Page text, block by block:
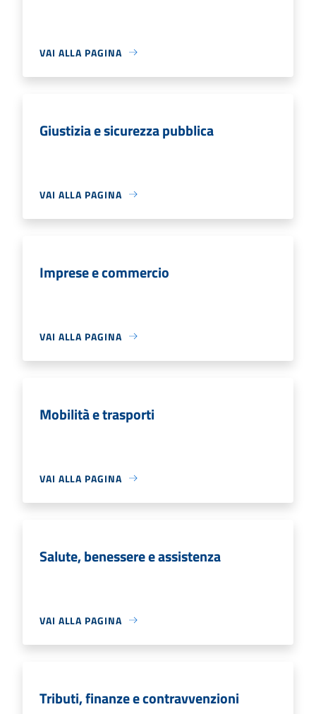
VAI ALLA PAGINA
Giustizia e sicurezza pubblica
VAI ALLA PAGINA
Imprese e commercio
VAI ALLA PAGINA
Mobilità e trasporti
VAI ALLA PAGINA
Salute, benessere e assistenza
VAI ALLA PAGINA
Tributi, finanze e contravvenzioni